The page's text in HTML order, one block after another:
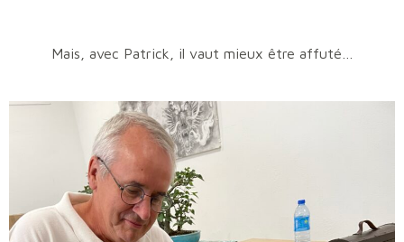
Mais, avec Patrick, il vaut mieux être affuté…